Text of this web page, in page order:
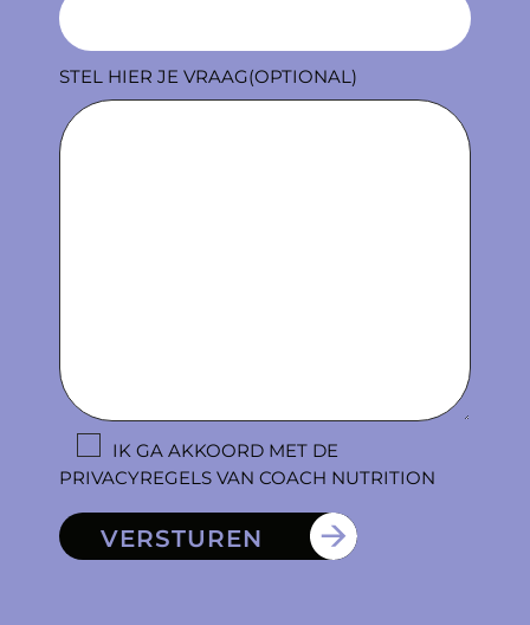
STEL HIER JE VRAAG(OPTIONAL)
IK GA AKKOORD MET DE
PRIVACYREGELS VAN COACH NUTRITION
VERSTUREN